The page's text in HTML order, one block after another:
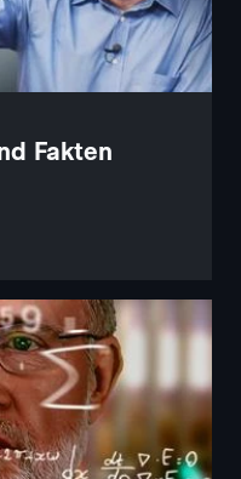
Fakten